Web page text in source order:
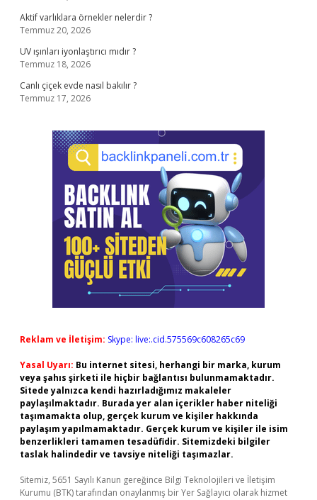
Aktif varlıklara örnekler nelerdir ?
Temmuz 20, 2026
UV ışınları iyonlaştırıcı mıdır ?
Temmuz 18, 2026
Canlı çiçek evde nasıl bakılır ?
Temmuz 17, 2026
Reklam ve İletişim: Skype: live:.cid.575569c608265c69
Yasal Uyarı: Bu internet sitesi, herhangi bir marka, kurum
veya şahıs şirketi ile hiçbir bağlantısı bulunmamaktadır.
Sitede yalnızca kendi hazırladığımız makaleler
paylaşılmaktadır. Burada yer alan içerikler haber niteliği
taşımamakta olup, gerçek kurum ve kişiler hakkında
paylaşım yapılmamaktadır. Gerçek kurum ve kişiler ile isim
benzerlikleri tamamen tesadüfidir. Sitemizdeki bilgiler
taslak halindedir ve tavsiye niteliği taşımazlar.
Sitemiz, 5651 Sayılı Kanun gereğince Bilgi Teknolojileri ve İletişim
Kurumu (BTK) tarafından onaylanmış bir Yer Sağlayıcı olarak hizmet